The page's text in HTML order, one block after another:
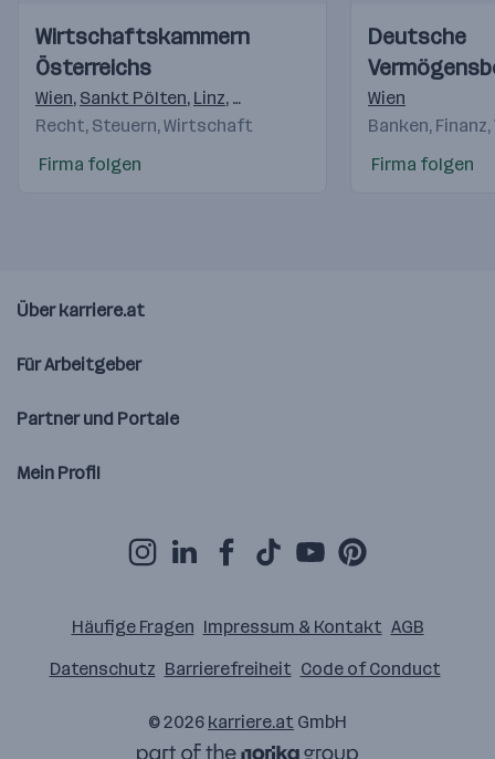
Videos
Einblicke
Einblicke
Wirtschaftskammern
Österreichs
Wien, Sankt Pölten, Linz, Salzburg Innsbruck,Feldkirch
Recht, Steuern, Wirtschaft
Firma folgen
Videos
Einblicke
Einblicke
Deutsche
AG
Wien
Banken,
Firma folgen
Über karriere.at
Für Arbeitgeber
Partner und Portale
Mein Profil
Häufige Fragen Impressum & Kontakt AGB
Datenschutz Barrierefreiheit Code of Conduct
© 2026 karriere.at GmbH